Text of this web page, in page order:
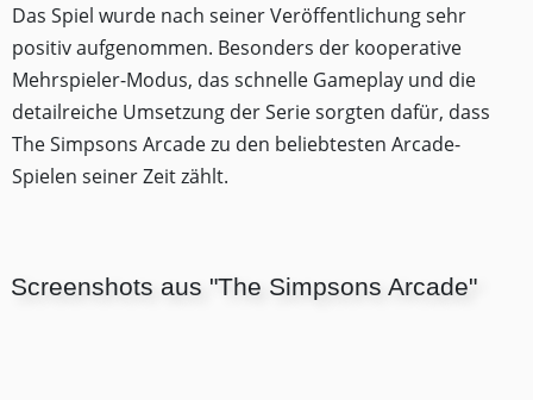
Das Spiel wurde nach seiner Veröffentlichung sehr
positiv aufgenommen. Besonders der kooperative
Mehrspieler-Modus, das schnelle Gameplay und die
detailreiche Umsetzung der Serie sorgten dafür, dass
The Simpsons Arcade zu den beliebtesten Arcade-
Spielen seiner Zeit zählt.
Screenshots aus "The Simpsons Arcade"